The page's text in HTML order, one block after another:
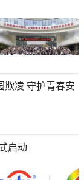
欺凌 守护青春安
启动